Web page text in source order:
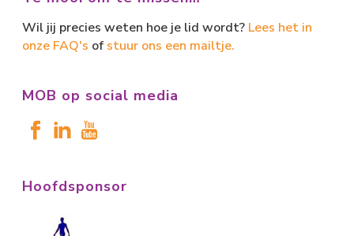
Wil jij precies weten hoe je lid wordt? Lees het in
onze FAQ's of stuur ons een mailtje.
MOB op social media
Hoofdsponsor